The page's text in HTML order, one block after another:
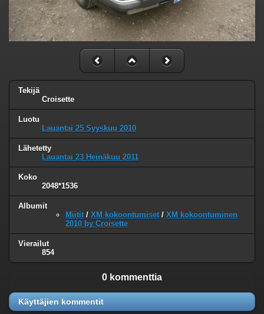
Tekijä
Croisette
Luotu
Lauantai 25 Syyskuu 2010
Lähetetty
Lauantai 23 Heinäkuu 2011
Koko
2048*1536
Albumit
Miitit / XM kokoontumiset / XM kokoontuminen
2010 by Croisette
Vierailut
854
0 kommenttia
Käyttäjien kommentit